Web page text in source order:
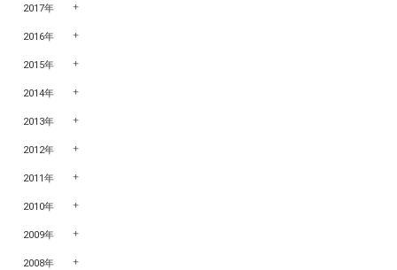
2017年
2016年
2015年
2014年
2013年
2012年
2011年
2010年
2009年
2008年